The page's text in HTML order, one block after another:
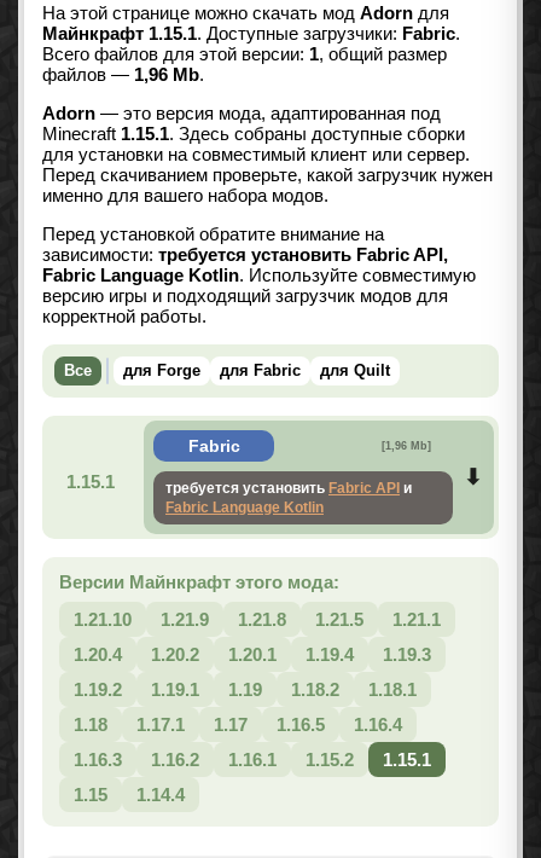
На этой странице можно скачать мод Adorn для
Майнкрафт 1.15.1. Доступные загрузчики: Fabric.
Всего файлов для этой версии: 1, общий размер
файлов — 1,96 Mb.
Adorn — это версия мода, адаптированная под
Minecraft 1.15.1. Здесь собраны доступные сборки
для установки на совместимый клиент или сервер.
Перед скачиванием проверьте, какой загрузчик нужен
именно для вашего набора модов.
Перед установкой обратите внимание на
зависимости: требуется установить Fabric API,
Fabric Language Kotlin. Используйте совместимую
версию игры и подходящий загрузчик модов для
корректной работы.
Все для Forge для Fabric для Quilt
1.15.1
Fabric [1,96 Mb]
требуется установить Fabric API и
Fabric Language Kotlin
Версии Майнкрафт этого мода:
1.21.10
1.21.9 1.21.8 1.21.5
1.21.1
1.20.4
1.20.2 1.20.1 1.19.4
1.19.3
1.19.2
1.19.1 1.19 1.18.2
1.18.1
1.18
1.17.1 1.17 1.16.5
1.16.4
1.16.3
1.16.2 1.16.1 1.15.2
1.15.1
1.15
1.14.4